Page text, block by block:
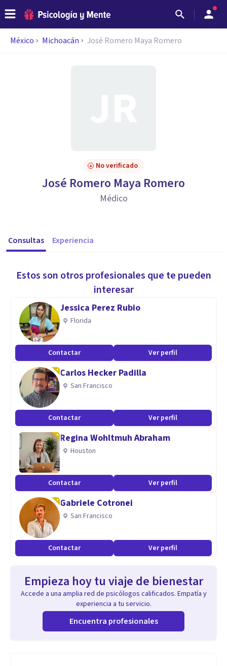
México Michoacán José Romero Maya Romero
No verificado
José Romero Maya Romero
Médico
Consultas Experiencia
Estos son otros profesionales que te pueden
interesar
Jessica Perez Rubio
Florida
Contactar Ver perfil
Carlos Hecker Padilla
San Francisco
Contactar Ver perfil
Regina Wohltmuh Abraham
Houston
Contactar Ver perfil
Gabriele Cotronei
San Francisco
Contactar Ver perfil
Empieza hoy tu viaje de bienestar
Accede a una amplia red de psicólogos calificados. Empatía y
experiencia a tu servicio.
Encuentra profesionales